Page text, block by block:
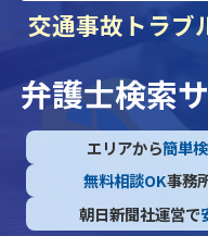
交通事故トラブ
弁護士検索
エリアから簡単
無料相談OK事務
朝日新聞社運営で